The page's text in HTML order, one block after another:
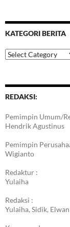
KATEGORI BERITA
Kategori
Berita
REDAKSI:
Pemimpin Umum/
Hendrik Agustinus
Pemimpin
Wigianto
Redaktur :
Yulaiha
Redaksi :
Yulaiha, Sidik,